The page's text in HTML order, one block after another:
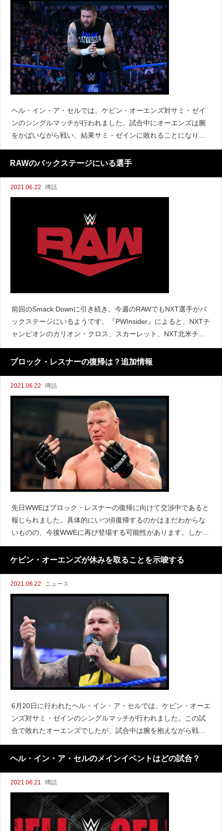
ヘル・イン・ア・セルでは、ケビン・オーエンズ対サミ・ゼイ
ンのシングルマッチが行われました。試合中にオーエンズは腕
をかばいながら戦い、結果サミ・ゼインに敗れることになりま
した。そして試合後にオーエンズはTwitterで、しばらく休養が
必要であると言及し、離脱することを示唆しました。
RAWのバックステージにいる選手
2021.06.22 噂話
前回のSmack Downに引き続き、今週のRAWでもNXT選手がバ
ックステージにいるようです。『PWInsider』によると、NXTチ
ャンピオンのカリオン・クロス、スカーレット、NXT北米チャ
ンピオンのブロンソン・リードがRAWのバックステージにいる
と伝えています。前回のSmack
ブロック・レスナーの復帰は？追加情報
2021.06.22 噂話
先日WWEはブロック・レスナーの復帰に向けて交渉中であると
報じられました。具体的にいつ頃復帰するのかはまだわからな
いものの、今後WWEに再び登場する可能性があります。しかし
レスリングオブザーバーのデイブ・メルツァーによると、レス
ナーの契約は今のところまだ結ばれていないと伝えています。
ケビン・オーエンズが休みを取ることを示唆する
2021.06.22 ニュース
6月20日に行われたヘル・イン・ア・セルでは、ケビン・オーエ
ンズ対サミ・ゼインのシングルマッチが行われました。この試
合で敗れたオーエンズでしたが、試合中は腕を抱えながら戦っ
ていたことからケガをしているように見えました。WWEはショ
ーの後、左手首を負傷した可能性があると指摘していました
ヘル・イン・ア・セルのメインイベントはどの試合？
2021.06.21 噂話